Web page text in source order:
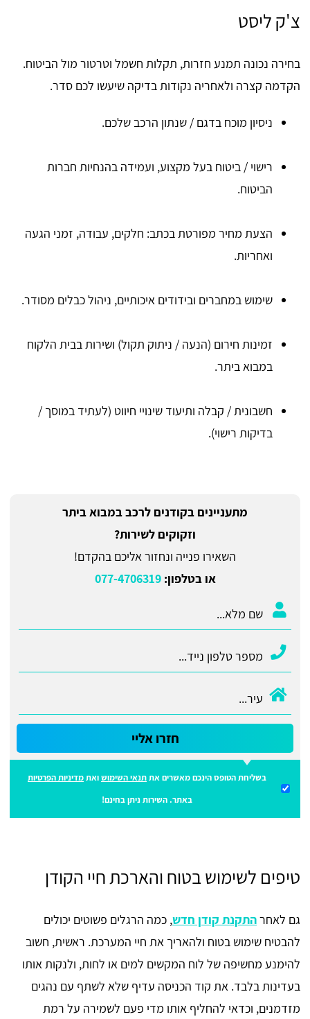
צ'ק ליסט
בחירה נכונה תמנע חזרות, תקלות חשמל וטרטור מול הביטוח.
הקדמה קצרה ולאחריה נקודות בדיקה שיעשו לכם סדר.
ניסיון מוכח בדגם / שנתון הרכב שלכם.
רישוי / ביטוח בעל מקצוע, ועמידה בהנחיות חברות
הביטוח.
הצעת מחיר מפורטת בכתב: חלקים, עבודה, זמני הגעה
ואחריות.
שימוש במחברים ובידודים איכותיים, ניהול כבלים מסודר.
זמינות חירום (הנעה / ניתוק תקול) ושירות בבית הלקוח
במבוא ביתר.
חשבונית / קבלה ותיעוד שינויי חיווט (לעתיד במוסך /
בדיקות רישוי).
מתעניינים בקודנים לרכב במבוא ביתר
וזקוקים לשירות?
השאירו פנייה ונחזור אליכם בהקדם!
או בטלפון:077-4706319
חזרו אליי
בשליחת הטופס הינכם מאשרים אתתנאי השימושואתמדיניות הפרטיות
באתר. השירות ניתן בחינם!
טיפים לשימוש בטוח והארכת חיי הקודן
גם לאחרהתקנת קודן חדש, כמה הרגלים פשוטים יכולים
להבטיח שימוש בטוח ולהאריך את חיי המערכת. ראשית, חשוב
להימנע מחשיפה של לוח המקשים למים או לחות, ולנקות אותו
בעדינות בלבד. את קוד הכניסה עדיף שלא לשתף עם נהגים
מזדמנים, וכדאי להחליף אותו מדי פעם לשמירה על רמת